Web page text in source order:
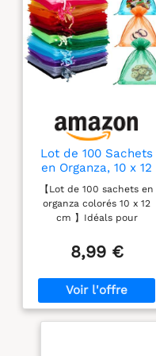
Lot de 100 Sachets
en Organza, 10 x 12
cm, Sacs Organza
Colorés avec Cordon
de Serrage,
Pochettes Cadeau
Confiseries,
Anniversaires, Bijoux
【Lot de 100 sachets en
organza colorés 10 x 12
cm 】Idéals pour
ou Noël ! Ces pochettes
cadeaux aux teintes
satinés conviennent aux
bonbons, bijoux ou
8,99 €